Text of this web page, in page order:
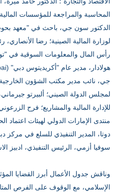
الدكتور سون جي، باحث في "معهد بحوث
لوزارة المالية الصينية؛ رضا
رأس المال والمعلومات السوقية في
جي، نائب مدير مكتب الشؤون
لمجلس الدولة الصيني؛ ألبيرتو
للإدارة المالية والمشاريع؛ فرح
منتدى الإمارات الدولي لهيئات اعتماد
دوتا، المدير التنفيذي للسلع في مركز
سوفيا أزمي، الرئيس التنفيذي، ادبيز
وناقش جدول الأعمال أبرز القضايا
الإسلامي، مع الوقوف على الفرص